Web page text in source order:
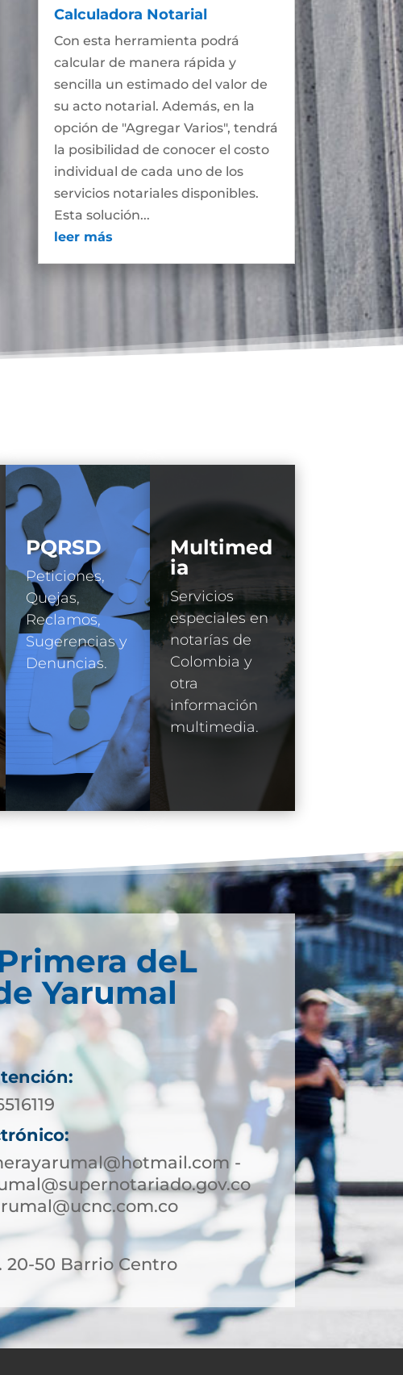
Calculadora Notarial
Con esta herramienta podrá
calcular de manera rápida y
sencilla un estimado del valor de
su acto notarial. Además, en la
opción de "Agregar Varios", tendrá
la posibilidad de conocer el costo
individual de cada uno de los
servicios notariales disponibles.
Esta solución...
leer más
PQRSD
Peticiones,
Quejas,
Reclamos,
Sugerencias y
Denuncias.
Multimed
ia
Servicios
especiales en
notarías de
Colombia y
otra
información
multimedia.
deL
Yarumal
-
20-50 Barrio Centro